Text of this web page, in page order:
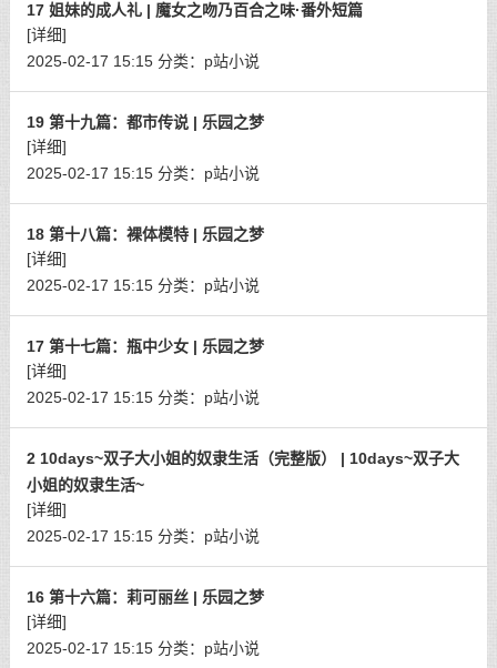
17 姐妹的成人礼 | 魔女之吻乃百合之味·番外短篇
[详细]
2025-02-17 15:15 分类： p站小说
19 第十九篇：都市传说 | 乐园之梦
[详细]
2025-02-17 15:15 分类： p站小说
18 第十八篇：裸体模特 | 乐园之梦
[详细]
2025-02-17 15:15 分类： p站小说
17 第十七篇：瓶中少女 | 乐园之梦
[详细]
2025-02-17 15:15 分类： p站小说
2 10days~双子大小姐的奴隶生活（完整版） | 10days~双子大
小姐的奴隶生活~
[详细]
2025-02-17 15:15 分类： p站小说
16 第十六篇：莉可丽丝 | 乐园之梦
[详细]
2025-02-17 15:15 分类： p站小说